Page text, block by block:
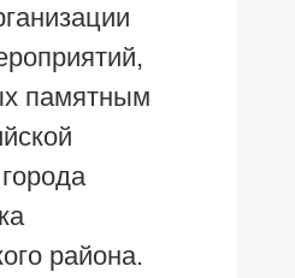
памятным
района.